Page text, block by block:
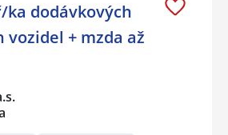
dodávkových
vozidel + mzda až